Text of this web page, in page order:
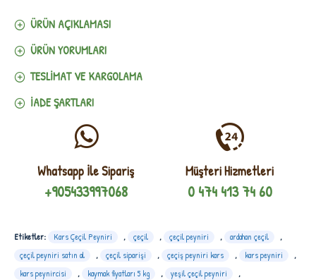
Whatsapp İle Sipariş
+905433997068
Müşteri Hizmetleri
0 474 413 74 60
ÜRÜN AÇIKLAMASI
ÜRÜN YORUMLARI
TESLIMAT VE KARGOLAMA
İADE ŞARTLARI
Etiketler: Kars Çeçil Peyniri , çeçil , çeçil peyniri , ardahan çeçil
,
çeçil peyniri satın al
, çeçil siparişi , çeçiş peyniri kars , kars peyniri
,
kars peynircisi
, kaymak fiyatları 5 kg , yeşil çeçil peyniri
,